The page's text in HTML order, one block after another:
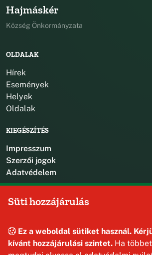
Hajmáskér
Község Önkormányzata
OLDALAK
Hírek
Események
Helyek
Oldalak
KIEGÉSZÍTÉS
Impresszum
Szerzői jogok
Adatvédelem
8192 Hajmáskér, Kossuth Lajos u. 31.
Süti hozzájárulás
Ez a weboldal sütiket használ.
kívánt hozzájárulási szintet. Ha